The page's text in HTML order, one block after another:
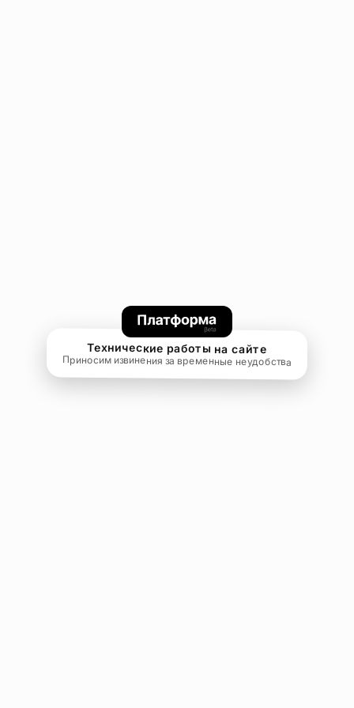
Технические работы на сайте
Приносим извинения за временные неудобства